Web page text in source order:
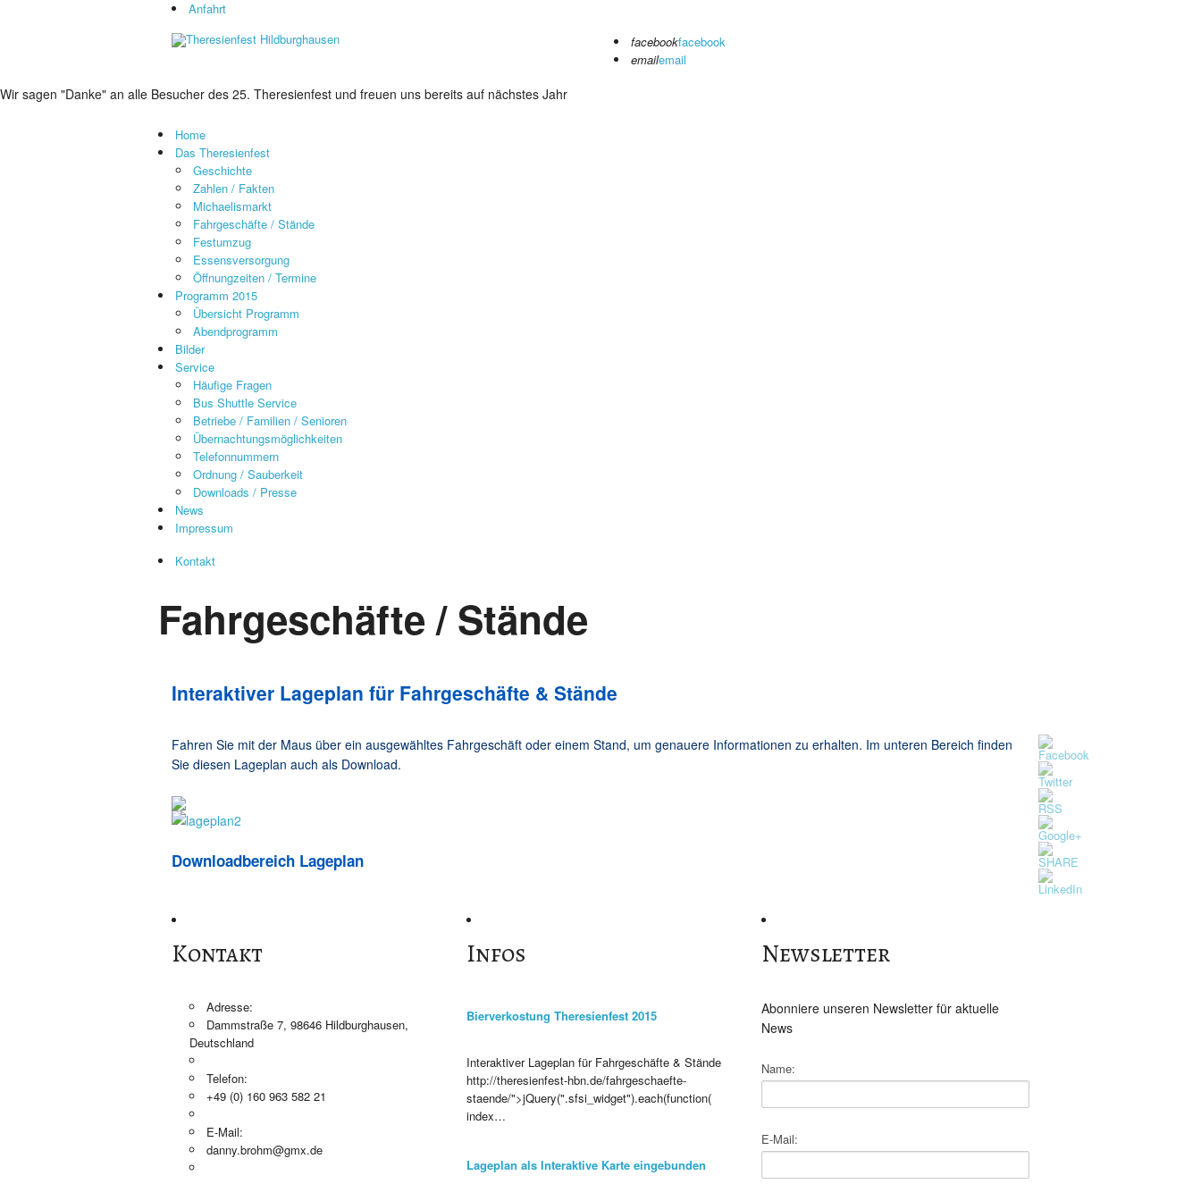
Anfahrt
facebookfacebook
emailemail
Wir sagen "Danke" an alle Besucher des 25. Theresienfest und freuen uns bereits auf nächstes Jahr
Home
Das Theresienfest
Geschichte
Zahlen / Fakten
Michaelismarkt
Fahrgeschäfte / Stände
Festumzug
Essensversorgung
Öffnungzeiten / Termine
Programm 2015
Übersicht Programm
Abendprogramm
Bilder
Service
Häufige Fragen
Bus Shuttle Service
Betriebe / Familien / Senioren
Übernachtungsmöglichkeiten
Telefonnummern
Ordnung / Sauberkeit
Downloads / Presse
News
Impressum
Kontakt
Fahrgeschäfte / Stände
Interaktiver Lageplan für Fahrgeschäfte & Stände
http://theresienfest-
hbn.de/fahrgeschaefte-
staende/">
Fahren Sie mit der Maus über ein ausgewähltes Fahrgeschäft oder einem Stand, um genauere Informationen zu erhalten. Im unteren Bereich finden
Sie diesen Lageplan auch als Download.
Downloadbereich Lageplan
Kontakt
Adresse:
Dammstraße 7, 98646 Hildburghausen,
Deutschland
Telefon:
+49 (0) 160 963 582 21
E-Mail:
danny.brohm@gmx.de
Infos
Bierverkostung Theresienfest 2015
Interaktiver Lageplan für Fahrgeschäfte & Stände
http://theresienfest-hbn.de/fahrgeschaefte-
staende/">jQuery(".sfsi_widget").each(function(
index…
Lageplan als Interaktive Karte eingebunden
Newsletter
Abonniere unseren Newsletter für aktuelle
News
Name:
E-Mail: